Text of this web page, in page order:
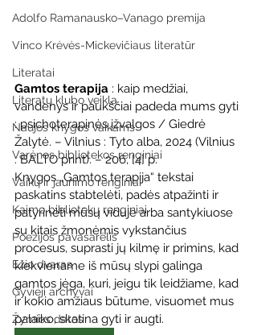
Adolfo Ramanausko–Vanago premija
Vinco Krėvės-Mickevičiaus literatūr
Literatai
Literatų klubo veikla
Naujos knygos vaikams
Varėnos bibliotekos renginiai
Vaikų ir jaunimo renginiai
Kaimo bibliotekų renginiai
Poezijos pavasarėlis
Ežio dvaras
Gyvieji archyvai
Žymios datos
Gamtos terapija : kaip medžiai,
vandenys ir paukščiai padeda mums gyti
: psichoterapinės įžvalgos / Giedrė
Žalytė. – Vilnius : Tyto alba, 2024 (Vilnius
: BALTO print). – 206, [4] p.
Knygos „Gamtos terapija“ tekstai
paskatins stabtelėti, padės atpažinti ir
patyrinėti mūsų viduje arba santykiuose
su kitais žmonėmis vykstančius
procesus, suprasti jų kilmę ir primins, kad
kiekviename iš mūsų slypi galinga
gamtos jėga, kuri, jeigu tik leidžiame, kad
ir kokio amžiaus būtume, visuomet mus
palaiko, skatina gyti ir augti.